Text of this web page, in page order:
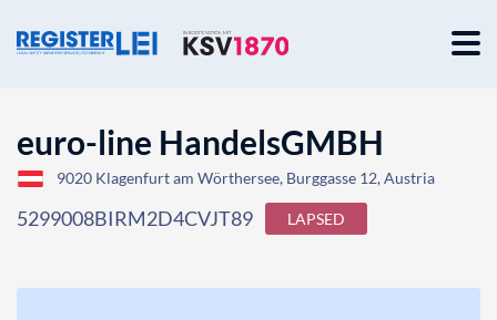
euro-line HandelsGMBH
9020 Klagenfurt am Wörthersee, Burggasse 12, Austria
5299008BIRM2D4CVJT89 LAPSED